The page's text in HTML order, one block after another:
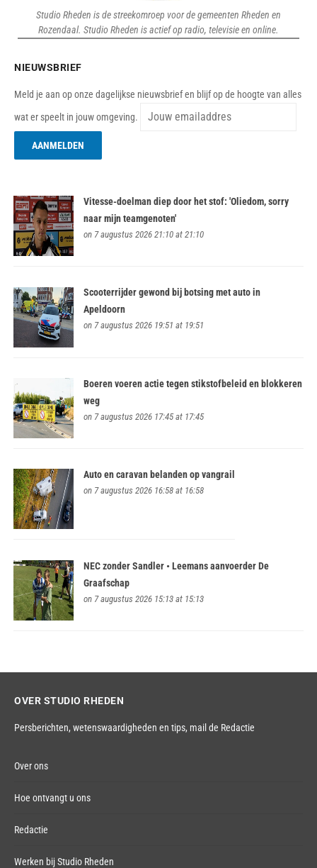
Studio Rheden is de streekomroep voor de gemeenten Rheden en
Rozendaal. Studio Rheden is actief op radio, televisie en online.
NIEUWSBRIEF
Meld je aan op onze dagelijkse nieuwsbrief en blijf op de hoogte van alles
wat er speelt in jouw omgeving.
Vitesse-doelman diep door het stof: 'Oliedom, sorry
naar mijn teamgenoten'
on 7 augustus 2026 21:10 at 21:10
Scooterrijder gewond bij botsing met auto in
Apeldoorn
on 7 augustus 2026 19:51 at 19:51
Boeren voeren actie tegen stikstofbeleid en blokkeren
weg
on 7 augustus 2026 17:45 at 17:45
Auto en caravan belanden op vangrail
on 7 augustus 2026 16:58 at 16:58
NEC zonder Sandler • Leemans aanvoerder De
Graafschap
on 7 augustus 2026 15:13 at 15:13
OVER STUDIO RHEDEN
Persberichten, wetenswaardigheden en tips, mail de Redactie
Over ons
Hoe ontvangt u ons
Redactie
Werken bij Studio Rheden